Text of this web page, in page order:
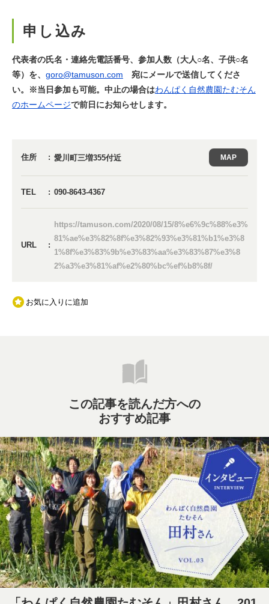
申し込み
代表者の氏名・連絡先電話番号、参加人数（大人○名、子供○名
等）を、 goro@tamuson.com 宛にメールで送信してくださ
い。※当日参加も可能。中止の場合はわんぱく自然農園たむそん
のホームページで前日にお知らせします。
住所 愛川町三増355付近 MAP
TEL 090-8643-4367
URL
https://tamuson.com/2020/08/15/8%e6%9c%88%e3%
81%ae%e3%82%8f%e3%82%93%e3%81%b1%e3%8
1%8f%e3%83%9b%e3%83%aa%e3%83%87%e3%8
2%a3%e3%81%af%e2%80%bc%ef%b8%8f/
お気に入りに追加
この記事を読んだ方への
おすすめ記事